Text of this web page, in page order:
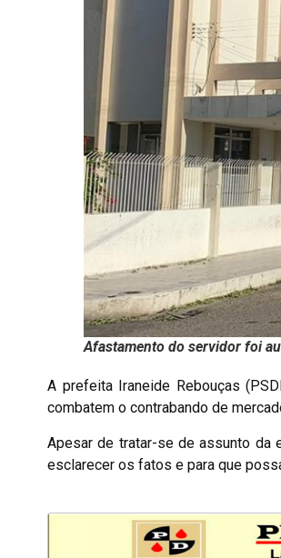
Afastamento do servidor foi
A prefeita Iraneide Rebouças
combatem o contrabando de
Apesar de tratar-se de assunto da
esclarecer os fatos e para que